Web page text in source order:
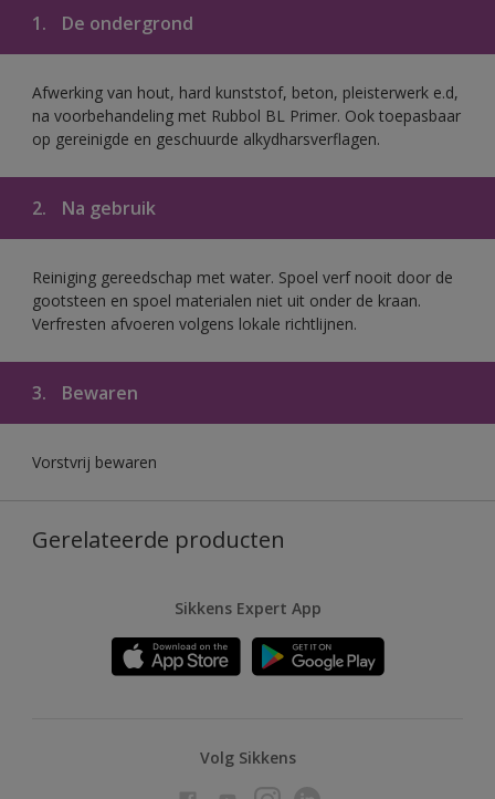
1. De ondergrond
Afwerking van hout, hard kunststof, beton, pleisterwerk e.d,
na voorbehandeling met Rubbol BL Primer. Ook toepasbaar
op gereinigde en geschuurde alkydharsverflagen.
2. Na gebruik
Reiniging gereedschap met water. Spoel verf nooit door de
gootsteen en spoel materialen niet uit onder de kraan.
Verfresten afvoeren volgens lokale richtlijnen.
3. Bewaren
Vorstvrij bewaren
Gerelateerde producten
Sikkens Expert App
Volg Sikkens